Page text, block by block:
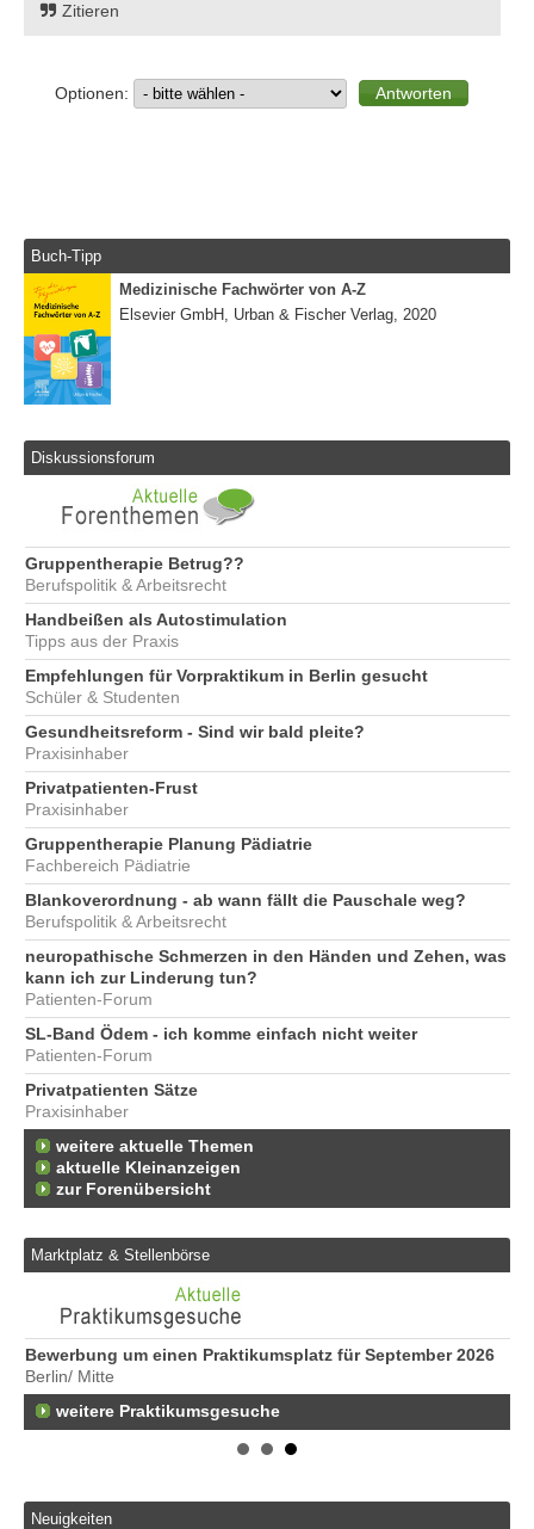
Zitieren
Optionen:
Buch-Tipp
Medizinische Fachwörter von A-Z
Elsevier GmbH, Urban & Fischer Verlag, 2020
Diskussionsforum
Gruppentherapie Betrug??
Berufspolitik & Arbeitsrecht
Handbeißen als Autostimulation
Tipps aus der Praxis
Empfehlungen für Vorpraktikum in Berlin gesucht
Schüler & Studenten
Gesundheitsreform - Sind wir bald pleite?
Praxisinhaber
Privatpatienten-Frust
Praxisinhaber
Gruppentherapie Planung Pädiatrie
Fachbereich Pädiatrie
Blankoverordnung - ab wann fällt die Pauschale weg?
Berufspolitik & Arbeitsrecht
neuropathische Schmerzen in den Händen und Zehen, was
kann ich zur Linderung tun?
Patienten-Forum
SL-Band Ödem - ich komme einfach nicht weiter
Patienten-Forum
Privatpatienten Sätze
Praxisinhaber
weitere aktuelle Themen
aktuelle Kleinanzeigen
zur Forenübersicht
Marktplatz & Stellenbörse
Bewerbung um einen Praktikumsplatz für September 2026
Berlin/ Mitte
weitere Praktikumsgesuche
Neuigkeiten